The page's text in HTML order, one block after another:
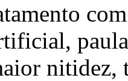
nitidez,